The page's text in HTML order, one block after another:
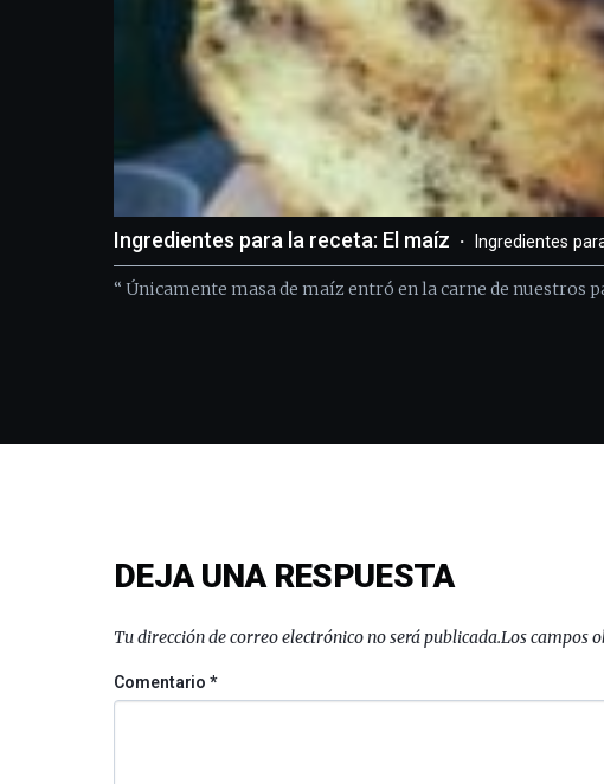
Ingredientes para la receta: El maíz Ingredientes
“ Únicamente masa de maíz entró en la carne de nuestros
DEJA UNA RESPUESTA
Tu dirección de correo electrónico no será publicada.Los campos
Comentario*